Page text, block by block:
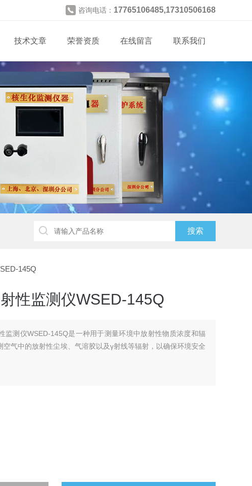
咨询电话： 17765106485,17310506168
技术文章 荣誉资质 在线留言 联系我们
145Q
性监测仪WSED-145Q
监测仪WSED-145Q是一种用于测量环境中放射性物质浓度和辐
气中的放射性尘埃、气溶胶以及γ射线等辐射，以确保环境安全